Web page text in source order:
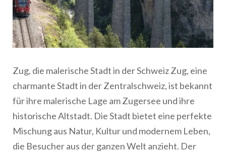
Zug, die malerische Stadt in der Schweiz Zug, eine
charmante Stadt in der Zentralschweiz, ist bekannt
für ihre malerische Lage am Zugersee und ihre
historische Altstadt. Die Stadt bietet eine perfekte
Mischung aus Natur, Kultur und modernem Leben,
die Besucher aus der ganzen Welt anzieht. Der